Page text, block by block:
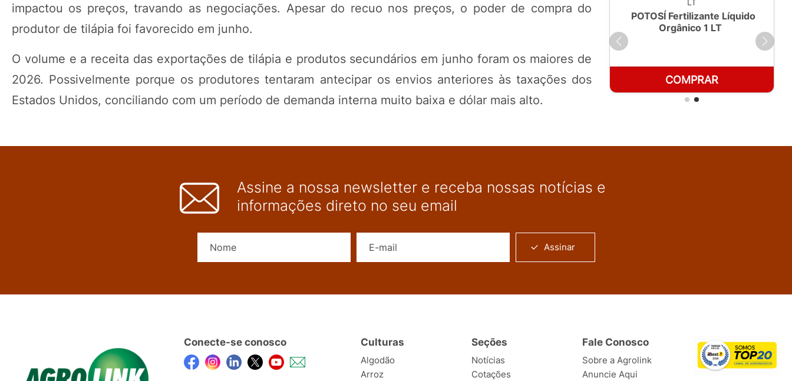
impactou os preços, travando as negociações. Apesar do recuo nos preços, o poder de compra do
produtor de tilápia foi favorecido em junho.
O volume e a receita das exportações de tilápia e produtos secundários em junho foram os maiores de
2026. Possivelmente porque os produtores tentaram antecipar os envios anteriores às taxações dos
Estados Unidos, conciliando com um período de demanda interna muito baixa e dólar mais alto.
POTOSÍ Fertilizante Líquido
COMPRAR
POTOSÍ Fertilizante Líquido
Orgânico 1 LT
COMPRAR
Assine a nossa newsletter e receba nossas notícias e
informações direto no seu email
Assinar
Conecte-se conosco Culturas
Algodão
Arroz
Seções
Notícias
Cotações
Fale Conosco
Sobre a Agrolink
Anuncie Aqui